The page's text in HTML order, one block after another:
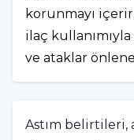
korunmayı
ilaç
ve ataklar
Astım belirtileri,